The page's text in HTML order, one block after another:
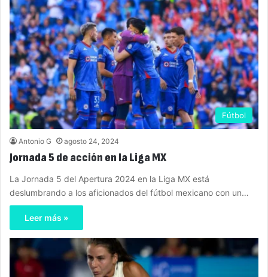
Fútbol
Antonio G agosto 24, 2024
Jornada 5 de acción en la Liga MX
La Jornada 5 del Apertura 2024 en la Liga MX está
deslumbrando a los aficionados del fútbol mexicano con un…
Leer más »